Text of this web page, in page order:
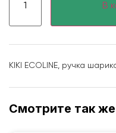
В
KIKI ECOLINE, ручка
Смотрите так же